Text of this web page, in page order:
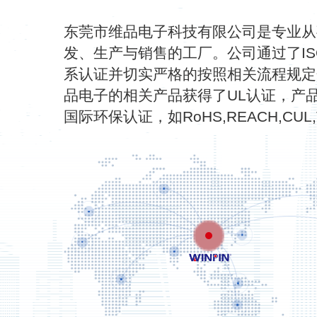
东莞市维品电子科技有限公司是专业
发、生产与销售的工厂。公司通过了
系认证并切实严格的按照相关流程规
品电子的相关产品获得了UL认证，产
国际环保认证，如